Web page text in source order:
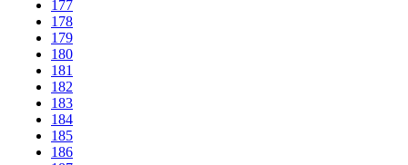
177
178
179
180
181
182
183
184
185
186